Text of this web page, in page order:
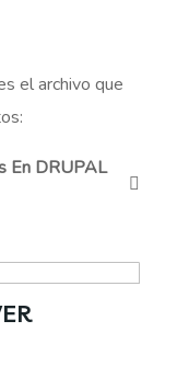
el archivo que
En DRUPAL